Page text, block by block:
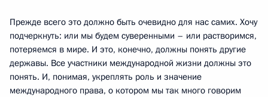
Прежде всего это должно быть очевидно для нас самих. Хочу
подчеркнуть: или мы будем суверенными – или растворимся,
потеряемся в мире. И это, конечно, должны понять другие
державы. Все участники международной жизни должны это
понять. И, понимая, укреплять роль и значение
международного права, о котором мы так много говорим